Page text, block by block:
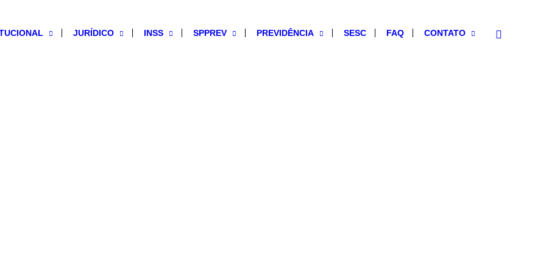
JURÍDICO INSS SPPREV PREVIDÊNCIA SESC FAQ CONTATO